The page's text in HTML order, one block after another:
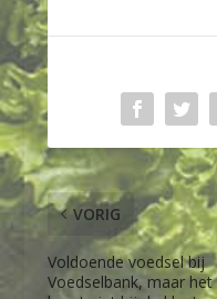
VORIG
Voldoende voedsel bij
Voedselbank, maar het